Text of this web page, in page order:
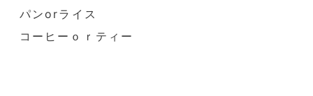
パンorライス
コーヒーｏｒティー